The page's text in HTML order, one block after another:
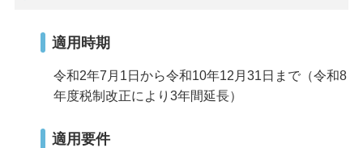
適用時期
令和2年7月1日から令和10年12月31日まで（令和8
年度税制改正により3年間延長）
適用要件